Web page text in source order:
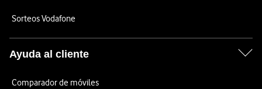
Sorteos Vodafone
Ayuda al cliente
Comparador de móviles